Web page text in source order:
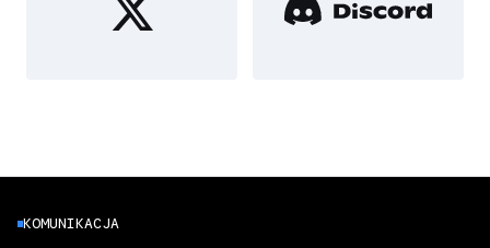
KOMUNIKACJA